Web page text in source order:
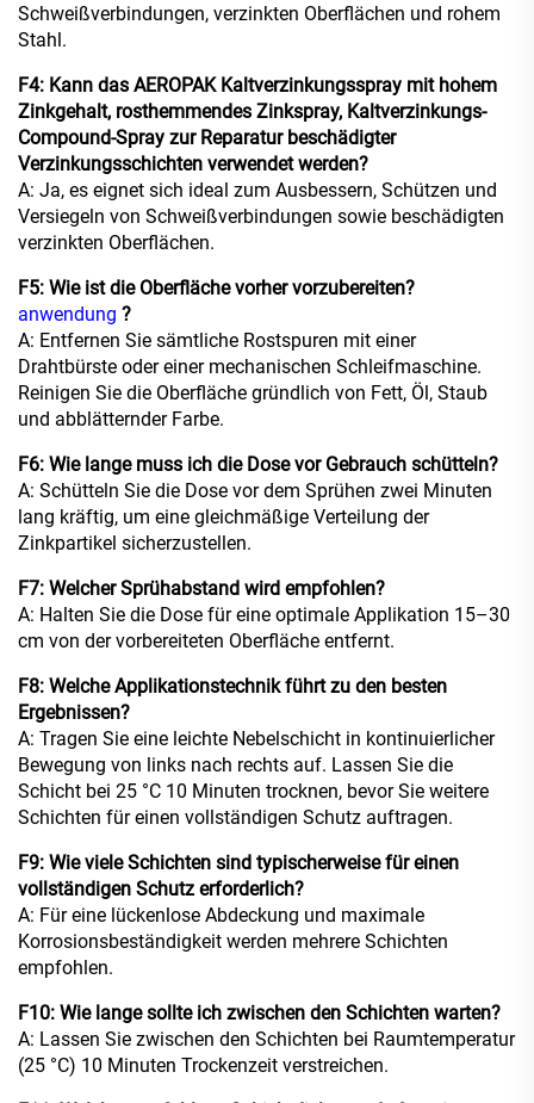
Schweißverbindungen, verzinkten Oberflächen und rohem
Stahl.
F4: Kann das AEROPAK Kaltverzinkungsspray mit hohem
Zinkgehalt, rosthemmendes Zinkspray, Kaltverzinkungs-
Compound-Spray zur Reparatur beschädigter
Verzinkungsschichten verwendet werden?
A: Ja, es eignet sich ideal zum Ausbessern, Schützen und
Versiegeln von Schweißverbindungen sowie beschädigten
verzinkten Oberflächen.
F5: Wie ist die Oberfläche vorher vorzubereiten?
anwendung ?
A: Entfernen Sie sämtliche Rostspuren mit einer
Drahtbürste oder einer mechanischen Schleifmaschine.
Reinigen Sie die Oberfläche gründlich von Fett, Öl, Staub
und abblätternder Farbe.
F6: Wie lange muss ich die Dose vor Gebrauch schütteln?
A: Schütteln Sie die Dose vor dem Sprühen zwei Minuten
lang kräftig, um eine gleichmäßige Verteilung der
Zinkpartikel sicherzustellen.
F7: Welcher Sprühabstand wird empfohlen?
A: Halten Sie die Dose für eine optimale Applikation 15–30
cm von der vorbereiteten Oberfläche entfernt.
F8: Welche Applikationstechnik führt zu den besten
Ergebnissen?
A: Tragen Sie eine leichte Nebelschicht in kontinuierlicher
Bewegung von links nach rechts auf. Lassen Sie die
Schicht bei 25 °C 10 Minuten trocknen, bevor Sie weitere
Schichten für einen vollständigen Schutz auftragen.
F9: Wie viele Schichten sind typischerweise für einen
vollständigen Schutz erforderlich?
A: Für eine lückenlose Abdeckung und maximale
Korrosionsbeständigkeit werden mehrere Schichten
empfohlen.
F10: Wie lange sollte ich zwischen den Schichten warten?
A: Lassen Sie zwischen den Schichten bei Raumtemperatur
(25 °C) 10 Minuten Trockenzeit verstreichen.